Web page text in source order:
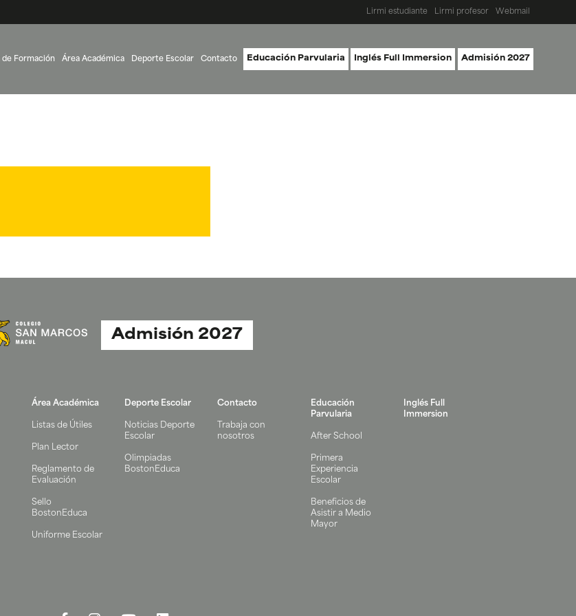
Lirmi estudiante Lirmi profesor Webmail
de Formación Área Académica Deporte Escolar Contacto Educación Parvularia Inglés Full Immersion Admisión 2027
Admisión 2027
Área Académica
Listas de Útiles
Plan Lector
Reglamento de
Evaluación
Sello
BostonEduca
Uniforme Escolar
Deporte Escolar
Noticias Deporte
Escolar
Olimpiadas
BostonEduca
Contacto
Trabaja con
nosotros
Educación
Parvularia
After School
Primera
Experiencia
Escolar
Beneficios de
Asistir a Medio
Mayor
Inglés Full
Immersion